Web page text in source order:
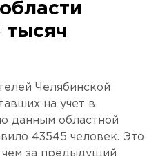
тысяч
Челябинской
на учет в
данным областной
43545 человек. Это
чем за предыдущий